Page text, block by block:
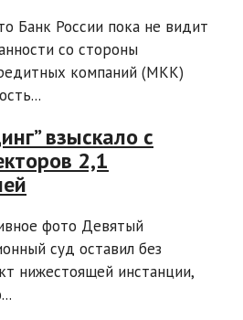
Банк России пока не видит
со стороны
компаний (МКК)
взыскало с
2,1
фото Девятый
суд оставил без
нижестоящей инстанции,